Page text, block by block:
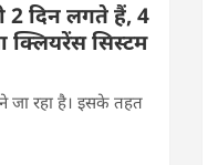
2 दिन लगते हैं, 4
क्लियरेंस सिस्टम
जा रहा है। इसके तहत